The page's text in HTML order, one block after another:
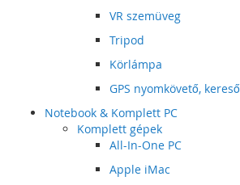
VR szemüveg
Tripod
Körlámpa
GPS nyomkövető, kereső
Notebook & Komplett PC
Komplett gépek
All-In-One PC
Apple iMac